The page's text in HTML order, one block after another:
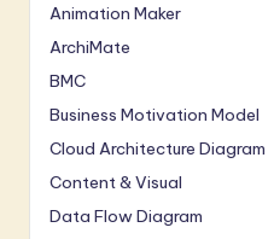
Animation Maker
ArchiMate
BMC
Business Motivation Model
Cloud Architecture Diagram
Content & Visual
Data Flow Diagram